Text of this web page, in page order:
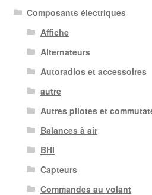
Composants électriques
Affiche
Alternateurs
Autoradios et accessoires
autre
Autres pilotes et
Balances à air
BHI
Capteurs
Commandes au volant